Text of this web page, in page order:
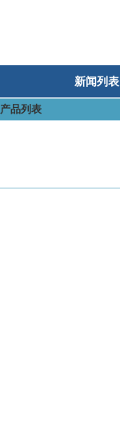
新闻列表
产品列表